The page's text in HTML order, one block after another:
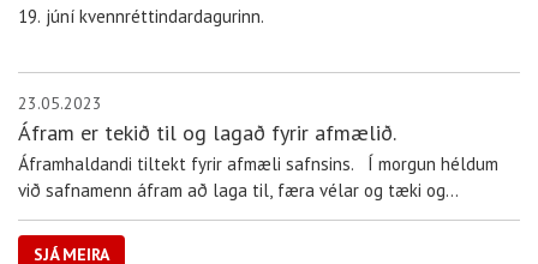
19. júní kvennréttindardagurinn.
23.05.2023
Áfram er tekið til og lagað fyrir afmælið.
Áframhaldandi tiltekt fyrir afmæli safnsins. Í morgun héldum
við safnamenn áfram að laga til, færa vélar og tæki og
endurstilla út á útisvæðinu. Við leggjum ofuráherslu á að allt
verði orðið tilbúið þann 2. júní n.k þegar við ...
SJÁ MEIRA